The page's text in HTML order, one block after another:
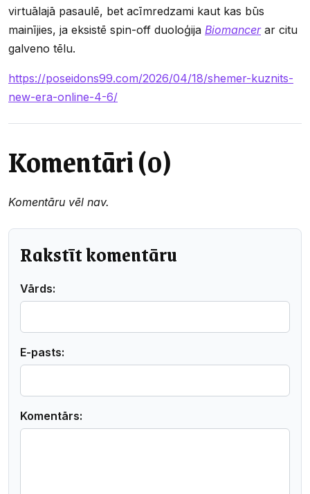
virtuālajā pasaulē, bet acīmredzami kaut kas būs
mainījies, ja eksistē spin-off duoloģija Biomancer ar citu
galveno tēlu.
https://poseidons99.com/2026/04/18/shemer-kuznits-
new-era-online-4-6/
Komentāri (0)
Komentāru vēl nav.
Rakstīt komentāru
Vārds:
E-pasts:
Komentārs: